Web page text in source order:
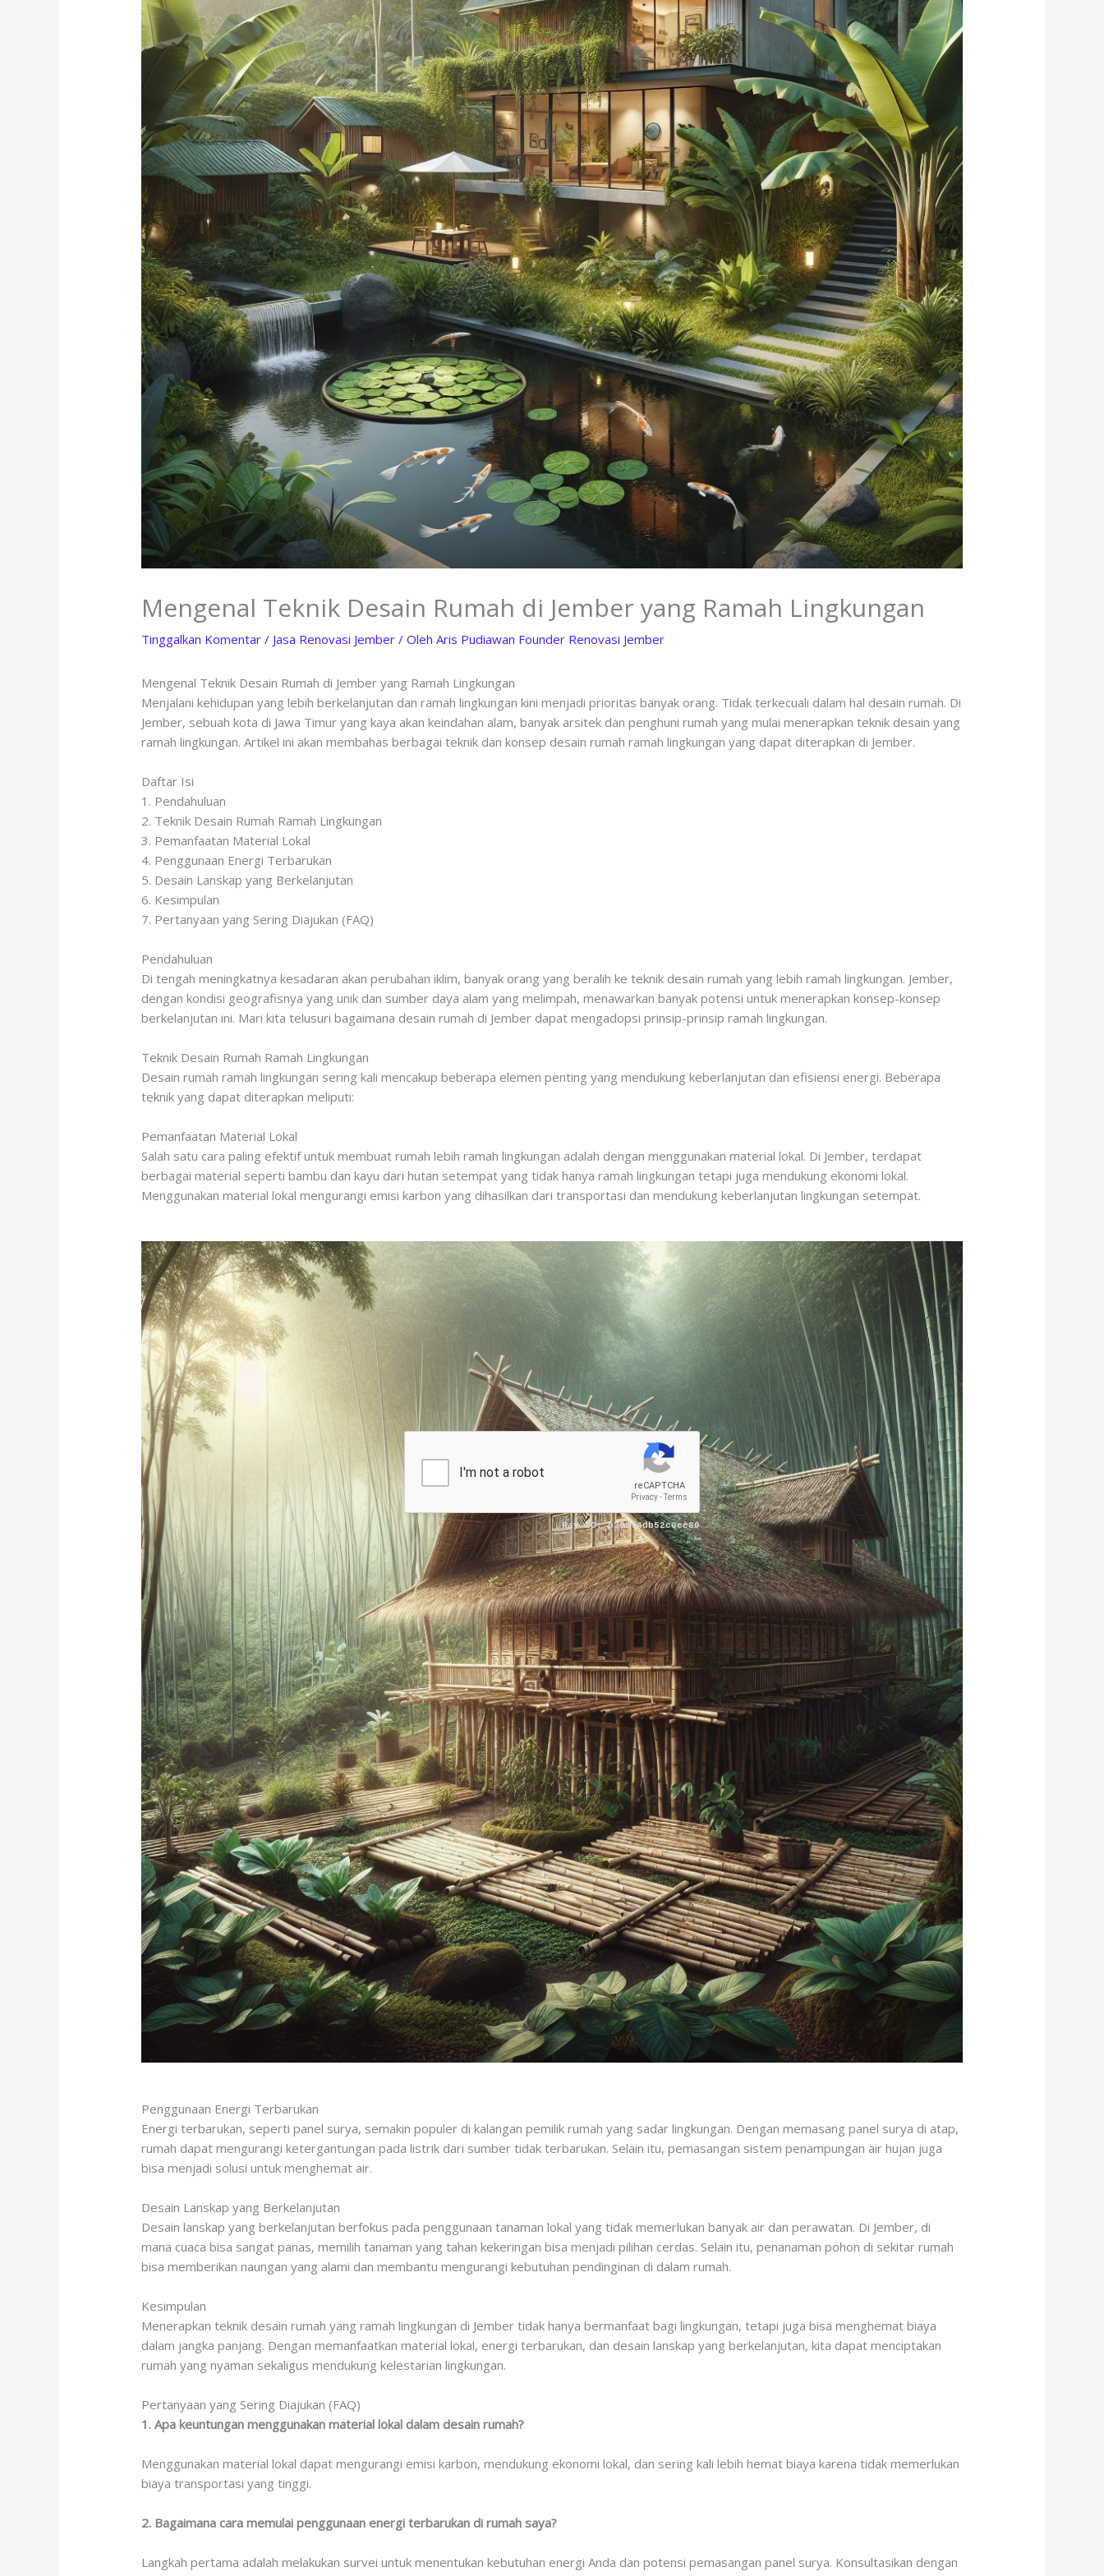
Mengenal Teknik Desain Rumah di Jember yang Ramah Lingkungan
Tinggalkan Komentar / Jasa Renovasi Jember / OlehAris Pudiawan Founder Renovasi Jember
Mengenal Teknik Desain Rumah di Jember yang Ramah Lingkungan
Menjalani kehidupan yang lebih berkelanjutan dan ramah lingkungan kini menjadi prioritas banyak orang. Tidak terkecuali dalam hal desain rumah. Di
Jember, sebuah kota di Jawa Timur yang kaya akan keindahan alam, banyak arsitek dan penghuni rumah yang mulai menerapkan teknik desain yang
ramah lingkungan. Artikel ini akan membahas berbagai teknik dan konsep desain rumah ramah lingkungan yang dapat diterapkan di Jember.
Daftar Isi
1. Pendahuluan
2. Teknik Desain Rumah Ramah Lingkungan
3. Pemanfaatan Material Lokal
4. Penggunaan Energi Terbarukan
5. Desain Lanskap yang Berkelanjutan
6. Kesimpulan
7. Pertanyaan yang Sering Diajukan (FAQ)
Pendahuluan
Di tengah meningkatnya kesadaran akan perubahan iklim, banyak orang yang beralih ke teknik desain rumah yang lebih ramah lingkungan. Jember,
dengan kondisi geografisnya yang unik dan sumber daya alam yang melimpah, menawarkan banyak potensi untuk menerapkan konsep-konsep
berkelanjutan ini. Mari kita telusuri bagaimana desain rumah di Jember dapat mengadopsi prinsip-prinsip ramah lingkungan.
Teknik Desain Rumah Ramah Lingkungan
Desain rumah ramah lingkungan sering kali mencakup beberapa elemen penting yang mendukung keberlanjutan dan efisiensi energi. Beberapa
teknik yang dapat diterapkan meliputi:
Pemanfaatan Material Lokal
Salah satu cara paling efektif untuk membuat rumah lebih ramah lingkungan adalah dengan menggunakan material lokal. Di Jember, terdapat
berbagai material seperti bambu dan kayu dari hutan setempat yang tidak hanya ramah lingkungan tetapi juga mendukung ekonomi lokal.
Menggunakan material lokal mengurangi emisi karbon yang dihasilkan dari transportasi dan mendukung keberlanjutan lingkungan setempat.
Penggunaan Energi Terbarukan
Energi terbarukan, seperti panel surya, semakin populer di kalangan pemilik rumah yang sadar lingkungan. Dengan memasang panel surya di atap,
rumah dapat mengurangi ketergantungan pada listrik dari sumber tidak terbarukan. Selain itu, pemasangan sistem penampungan air hujan juga
bisa menjadi solusi untuk menghemat air.
Desain Lanskap yang Berkelanjutan
Desain lanskap yang berkelanjutan berfokus pada penggunaan tanaman lokal yang tidak memerlukan banyak air dan perawatan. Di Jember, di
mana cuaca bisa sangat panas, memilih tanaman yang tahan kekeringan bisa menjadi pilihan cerdas. Selain itu, penanaman pohon di sekitar rumah
bisa memberikan naungan yang alami dan membantu mengurangi kebutuhan pendinginan di dalam rumah.
Kesimpulan
Menerapkan teknik desain rumah yang ramah lingkungan di Jember tidak hanya bermanfaat bagi lingkungan, tetapi juga bisa menghemat biaya
dalam jangka panjang. Dengan memanfaatkan material lokal, energi terbarukan, dan desain lanskap yang berkelanjutan, kita dapat menciptakan
rumah yang nyaman sekaligus mendukung kelestarian lingkungan.
Pertanyaan yang Sering Diajukan (FAQ)
1. Apa keuntungan menggunakan material lokal dalam desain rumah?
Menggunakan material lokal dapat mengurangi emisi karbon, mendukung ekonomi lokal, dan sering kali lebih hemat biaya karena tidak memerlukan
biaya transportasi yang tinggi.
2. Bagaimana cara memulai penggunaan energi terbarukan di rumah saya?
Langkah pertama adalah melakukan survei untuk menentukan kebutuhan energi Anda dan potensi pemasangan panel surya. Konsultasikan dengan